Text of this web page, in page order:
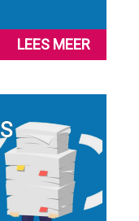
LEES MEER